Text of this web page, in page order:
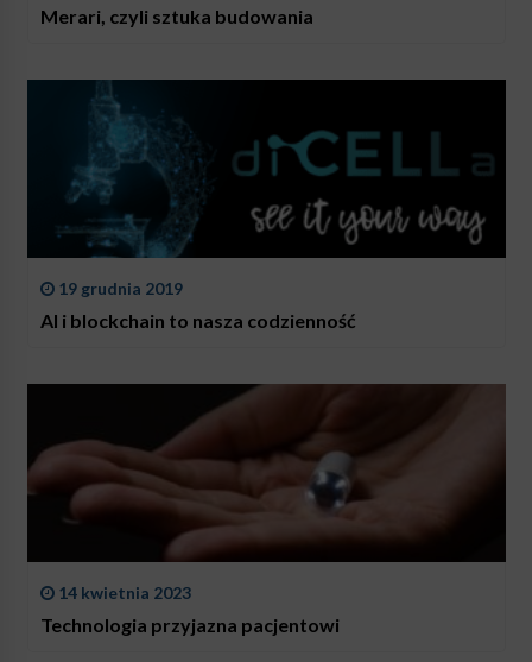
Merari, czyli sztuka budowania
19 grudnia 2019
AI i blockchain to nasza codzienność
14 kwietnia 2023
Technologia przyjazna pacjentowi